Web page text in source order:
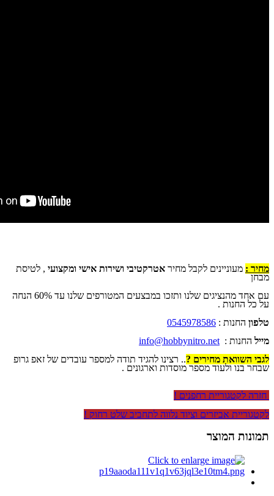
מחיר : מעוניינים לקבל מחיר אטרקטיבי ושירות אישי ומקצועי , לטיסת
מבחן
עם אחד מהנציגים שלנו ותזכו במבצעים המטורפים שלנו עד 60% הנחה
על כל החנות .
טלפון החנות : 0545978586
מייל החנות : info@hobbynitro.net
לגבי השוואת מחירים ?.. רצינו להגיד תודה למספר עובדים של זאפ גרופ
שבחר בנו ולעוד מספר מוסדות וארגונים .
חזרה לקטגוריית רחפנים !
לקטגוריית אביזרים וציוד נלווה לתחביב שלט רחוק !
תמונות המוצר